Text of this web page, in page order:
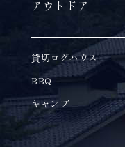
アウトドア
貸切ログハウス
BBQ
キャンプ